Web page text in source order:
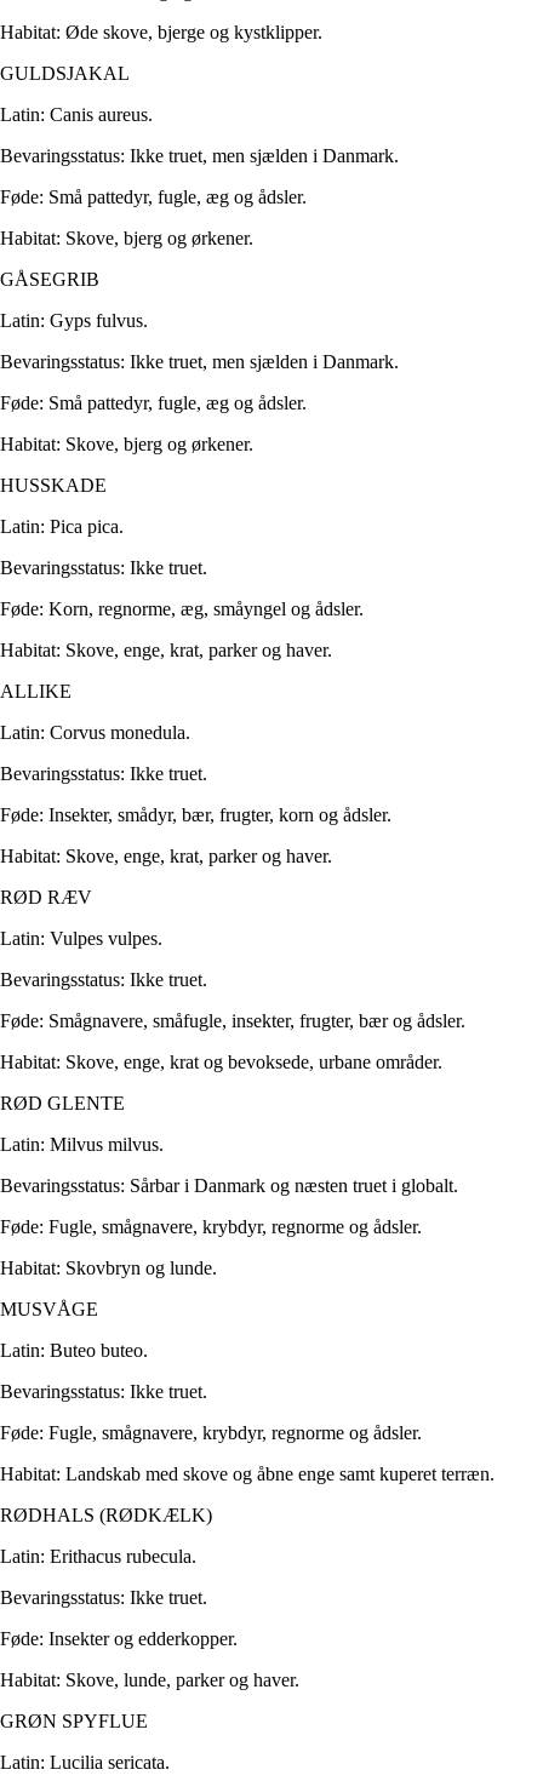
Habitat: Øde skove, bjerge og kystklipper.
GULDSJAKAL
Latin: Canis aureus.
Bevaringsstatus: Ikke truet, men sjælden i Danmark.
Føde: Små pattedyr, fugle, æg og ådsler.
Habitat: Skove, bjerg og ørkener.
GÅSEGRIB
Latin: Gyps fulvus.
Bevaringsstatus: Ikke truet, men sjælden i Danmark.
Føde: Små pattedyr, fugle, æg og ådsler.
Habitat: Skove, bjerg og ørkener.
HUSSKADE
Latin: Pica pica.
Bevaringsstatus: Ikke truet.
Føde: Korn, regnorme, æg, småyngel og ådsler.
Habitat: Skove, enge, krat, parker og haver.
ALLIKE
Latin: Corvus monedula.
Bevaringsstatus: Ikke truet.
Føde: Insekter, smådyr, bær, frugter, korn og ådsler.
Habitat: Skove, enge, krat, parker og haver.
RØD RÆV
Latin: Vulpes vulpes.
Bevaringsstatus: Ikke truet.
Føde: Smågnavere, småfugle, insekter, frugter, bær og ådsler.
Habitat: Skove, enge, krat og bevoksede, urbane områder.
RØD GLENTE
Latin: Milvus milvus.
Bevaringsstatus: Sårbar i Danmark og næsten truet i globalt.
Føde: Fugle, smågnavere, krybdyr, regnorme og ådsler.
Habitat: Skovbryn og lunde.
MUSVÅGE
Latin: Buteo buteo.
Bevaringsstatus: Ikke truet.
Føde: Fugle, smågnavere, krybdyr, regnorme og ådsler.
Habitat: Landskab med skove og åbne enge samt kuperet terræn.
RØDHALS (RØDKÆLK)
Latin: Erithacus rubecula.
Bevaringsstatus: Ikke truet.
Føde: Insekter og edderkopper.
Habitat: Skove, lunde, parker og haver.
GRØN SPYFLUE
Latin: Lucilia sericata.